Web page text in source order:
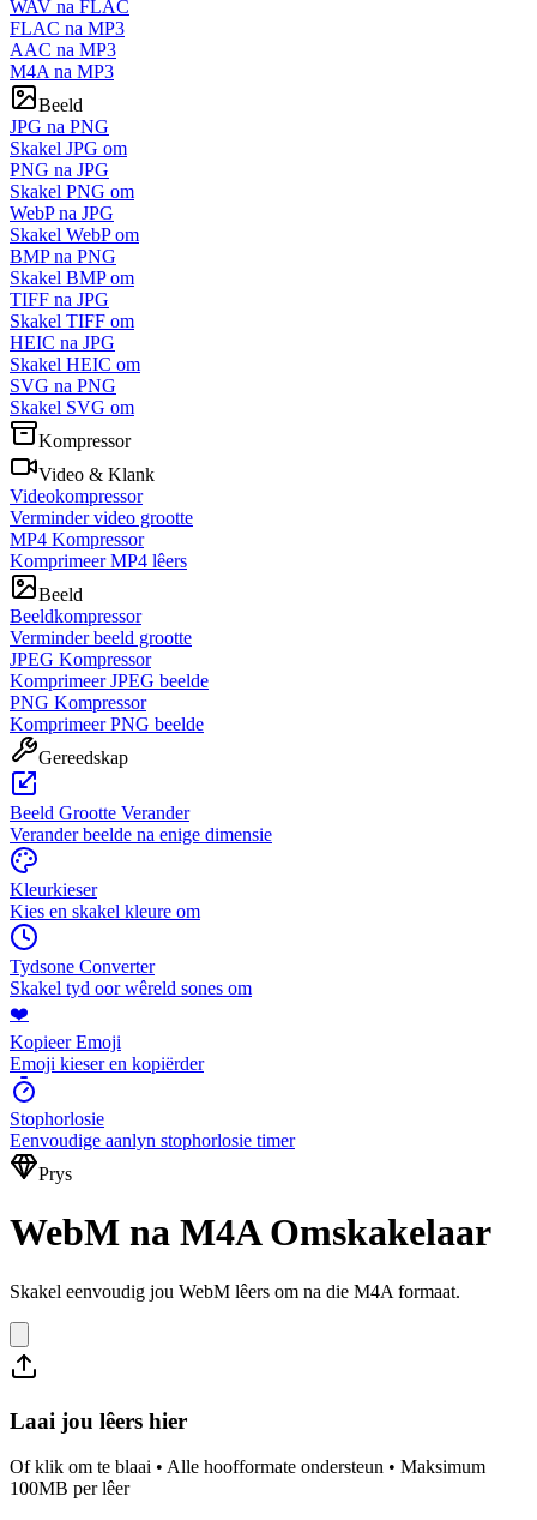
WAV na FLAC
FLAC na MP3
AAC na MP3
M4A na MP3
Beeld
JPG na PNG
Skakel JPG om
PNG na JPG
Skakel PNG om
WebP na JPG
Skakel WebP om
BMP na PNG
Skakel BMP om
TIFF na JPG
Skakel TIFF om
HEIC na JPG
Skakel HEIC om
SVG na PNG
Skakel SVG om
Kompressor
Video & Klank
Videokompressor
Verminder video grootte
MP4 Kompressor
Komprimeer MP4 lêers
Beeld
Beeldkompressor
Verminder beeld grootte
JPEG Kompressor
Komprimeer JPEG beelde
PNG Kompressor
Komprimeer PNG beelde
Gereedskap
Beeld Grootte Verander
Verander beelde na enige dimensie
Kleurkieser
Kies en skakel kleure om
Tydsone Converter
Skakel tyd oor wêreld sones om
❤️
Kopieer Emoji
Emoji kieser en kopiërder
Stophorlosie
Eenvoudige aanlyn stophorlosie timer
Prys
WebM na M4A Omskakelaar
Skakel eenvoudig jou WebM lêers om na die M4A formaat.
Laai jou lêers hier
Of klik om te blaai • Alle hoofformate ondersteun • Maksimum
100MB per lêer